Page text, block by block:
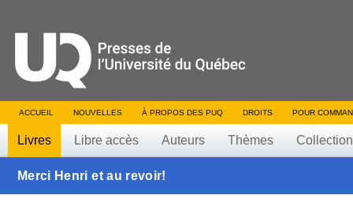
ACCUEIL NOUVELLES À PROPOS DES PUQ DROITS POUR
Livres Libre accès Auteurs Thèmes
Merci Henri et au revoir!